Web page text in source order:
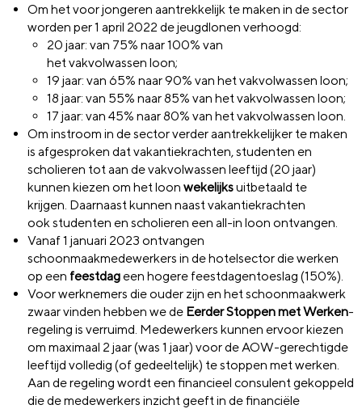
Om het voor jongeren aantrekkelijk te maken in de sector
worden per 1 april 2022 dejeugdlonen verhoogd:
20 jaar: van 75% naar 100% van
het vakvolwassen loon;
19 jaar: van 65% naar 90% van het vakvolwassen loon;
18 jaar: van 55% naar 85% van het vakvolwassen loon;
17 jaar: van 45% naar 80% van het vakvolwassen loon.
Om instroom in de sector verder aantrekkelijker te maken
is afgesproken datvakantiekrachten, studenten en
scholieren tot aan devakvolwassen leeftijd (20 jaar)
kunnen kiezen om het loon wekelijksuitbetaald te
krijgen. Daarnaast kunnen naast vakantiekrachten
ookstudenten en scholieren een all-in loon ontvangen.
Vanaf 1 januari 2023 ontvangen
schoonmaakmedewerkers in de hotelsector die werken
op een feestdageen hogere feestdagentoeslag (150%).
Voor werknemers die ouder zijn en het schoonmaakwerk
zwaar vinden hebben we de Eerder Stoppen met Werken-
regeling is verruimd. Medewerkers kunnen ervoor kiezen
om maximaal 2 jaar (was 1 jaar) voor de AOW-gerechtigde
leeftijd volledig (of gedeeltelijk) te stoppen met werken.
Aan de regeling wordt een financieel consulent gekoppeld
die de medewerkers inzicht geeft in de financiële